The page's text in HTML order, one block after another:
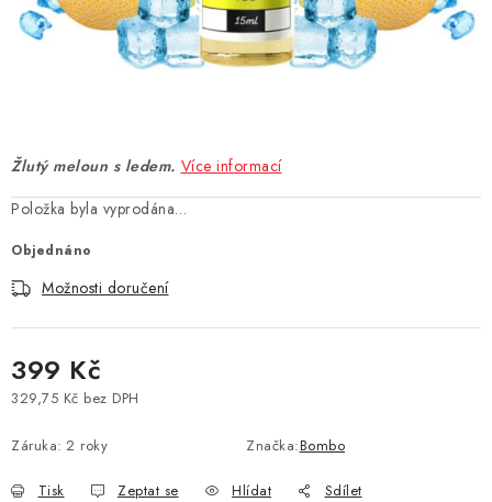
GRIPY & MODY
PŘÍSLUŠENSTVÍ
ZNAČKY
Vše o nákupu Jak reklamovat či vrátit zboží
Recenze
Kontakty
Prodejny
Žlutý meloun s ledem. Více informací
Položka byla vyprodána…
Objednáno
Možnosti doručení
399 Kč
329,75 Kč bez DPH
Záruka: 2 roky Značka:Bombo
Tisk Zeptat se Hlídat Sdílet